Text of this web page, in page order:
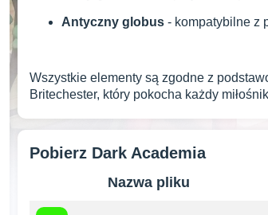
Antyczny globus - kompatybilne z
Wszystkie elementy są zgodne z
Britechester, który pokocha każdy
Pobierz Dark Academia
Nazwa pliku